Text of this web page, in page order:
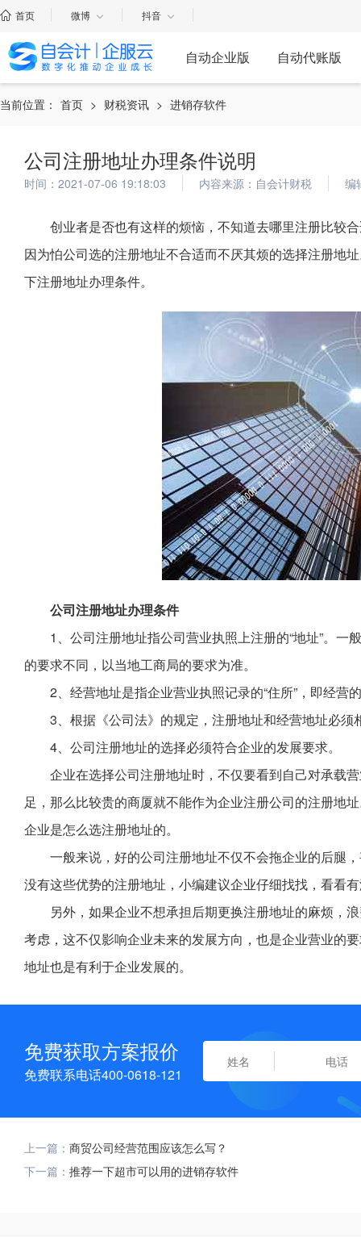
首页 微博 抖音
自动企业版 自动代账版
当前位置： 首页 > 财税资讯 > 进销存软件
公司注册地址办理条件说明
时间：2021-07-06 19:18:03 内容来源：自会计财税 编
创业者是否也有这样的烦恼，不知道去哪里注册比较
因为怕公司选的注册地址不合适而不厌其烦的选择注册地
下注册地址办理条件。
公司注册地址办理条件
1、公司注册地址指公司营业执照上注册的“地址”。
的要求不同，以当地工商局的要求为准。
2、经营地址是指企业营业执照记录的“住所”，即经营
3、根据《公司法》的规定，注册地址和经营地址必须
4、公司注册地址的选择必须符合企业的发展要求。
企业在选择公司注册地址时，不仅要看到自己对承载
足，那么比较贵的商厦就不能作为企业注册公司的注册地
企业是怎么选注册地址的。
一般来说，好的公司注册地址不仅不会拖企业的后腿
没有这些优势的注册地址，小编建议企业仔细找找，看看
另外，如果企业不想承担后期更换注册地址的麻烦，
考虑，这不仅影响企业未来的发展方向，也是企业营业的
地址也是有利于企业发展的。
免费获取方案报价
免费联系电话400-0618-121
上一篇： 商贸公司经营范围应该怎么写？
下一篇： 推荐一下超市可以用的进销存软件